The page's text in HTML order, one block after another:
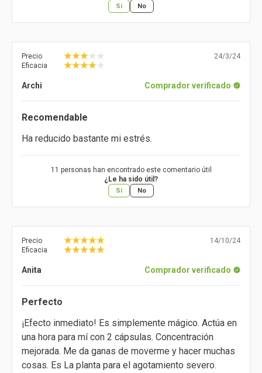
Sí No
Precio
Eficacia
24/3/24
Archi Comprador verificado
Recomendable
Ha reducido bastante mi estrés.
11 personas han encontrado este comentario útil
¿Le ha sido útil?
Sí No
Precio
Eficacia
14/10/24
Anita Comprador verificado
Perfecto
¡Efecto inmediato! Es simplemente mágico. Actúa en
una hora para mí con 2 cápsulas. Concentración
mejorada. Me da ganas de moverme y hacer muchas
cosas. Es La planta para el agotamiento severo.